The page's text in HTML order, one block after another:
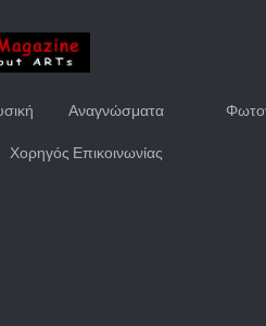
Αναγνώσματα
Χορηγός Επικοινωνίας